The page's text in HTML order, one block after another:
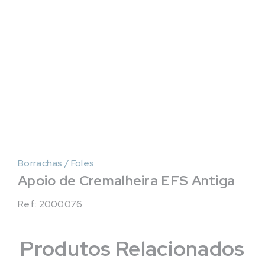
Borrachas / Foles
Apoio de Cremalheira EFS Antiga
Ref: 2000076
Produtos Relacionados